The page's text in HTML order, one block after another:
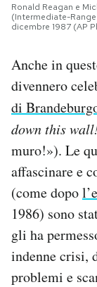
Ronald Reagan e
(Intermediate-Range
dicembre 1987 (AP
Anche in
divennero
di
down this
muro!»). Le
affascinare e
(come dopo
1986) sono
gli ha
indenne crisi,
problemi e